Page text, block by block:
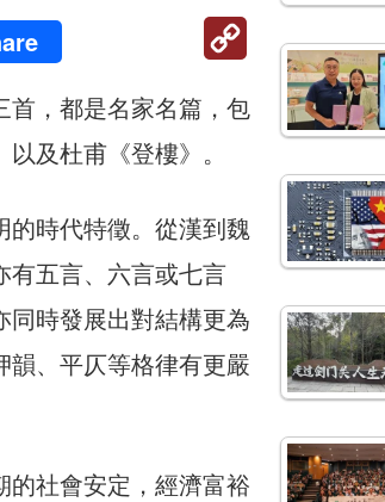
Link
首，都是名家名篇，包
及杜甫《登樓》。
的時代特徵。從漢到魏
有五言、六言或七言
同時發展出對結構更為
韻、平仄等格律有更嚴
的社會安定，經濟富裕